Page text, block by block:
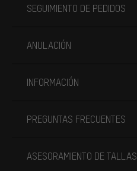
SEGUIMIENTO DE PEDIDOS
ANULACIÓN
INFORMACIÓN
PREGUNTAS FRECUENTES
ASESORAMIENTO DE TALLAS